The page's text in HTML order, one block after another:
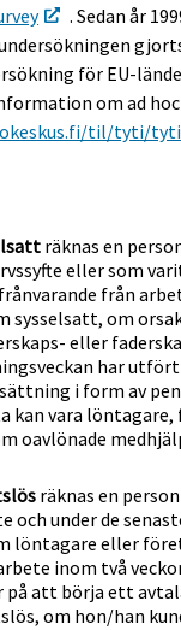
. Sedan år
för EU-
om ad
til/tyti/
räknas en
eller som
från
sysselsatt, om
eller
har
i form av
kan vara
oavlönade
räknas en
och under de
löntagare eller
inom två
på att börja ett
om hon/han